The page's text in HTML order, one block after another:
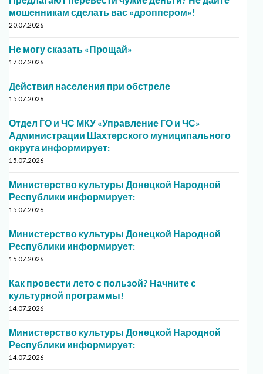
мошенникам сделать вас «дроппером»!
20.07.2026
Не могу сказать «Прощай»
17.07.2026
Действия населения при обстреле
15.07.2026
Отдел ГО и ЧС МКУ «Управление ГО и ЧС»
Администрации Шахтерского муниципального
округа информирует:
15.07.2026
Министерство культуры Донецкой Народной
Республики информирует:
15.07.2026
Министерство культуры Донецкой Народной
Республики информирует:
15.07.2026
Как провести лето с пользой? Начните с
культурной программы!
14.07.2026
Министерство культуры Донецкой Народной
Республики информирует:
14.07.2026